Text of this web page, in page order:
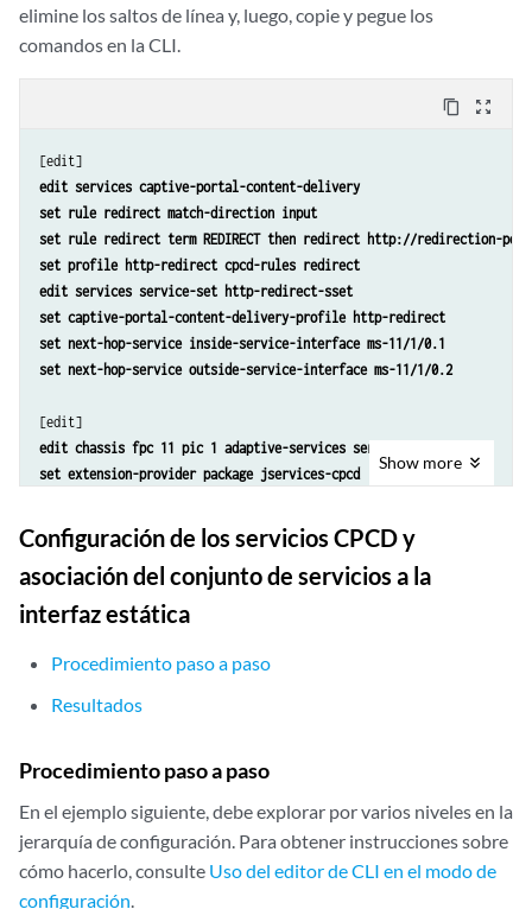
elimine los saltos de línea y, luego, copie y pegue los
comandos en la CLI.
content_copy zoom_out_map
edit services captive-portal-content-delivery
set rule redirect match-direction input
set rule redirect term REDIRECT then redirect http://redirection-
set profile http-redirect cpcd-rules redirect
edit services service-set http-redirect-sset
set captive-portal-content-delivery-profile http-redirect
set next-hop-service inside-service-interface ms-11/1/0.1
set next-hop-service outside-service-interface ms-11/1/0.2
edit chassis fpc 11 pic 1 adaptive-services service-package
set extension-provider package jservices-cpcd
set extension-provider syslog external none
set extension-provider syslog kernel none
set extension-provider syslog pfe none
set interfaces ge-0/0/1 unit 900 description VLAN REDIRECT
set interfaces ge-0/0/1 unit 900 family inet filter input
edit interfaces ms-11/1/0 services-options open-timeout 4
edit interfaces ms-11/1/0 services-options close-timeout 2
edit interfaces ms-11/1/0 services-options inactivity-tcp-timeout 5
edit interfaces ms-11/1/0 services-options inactivity-non-tcp-
edit interfaces ms-11/1/0 services-options session-timeout 5
edit interfaces ms-11/1/0 services-options tcp-tickles 0
Show more
Configuración de los servicios CPCD y
asociación del conjunto de servicios a la
interfaz estática
Procedimiento paso a paso
Resultados
Procedimiento paso a paso
En el ejemplo siguiente, debe explorar por varios niveles en la
jerarquía de configuración. Para obtener instrucciones sobre
cómo hacerlo, consulte Uso del editor de CLI en el modo de
configuración.